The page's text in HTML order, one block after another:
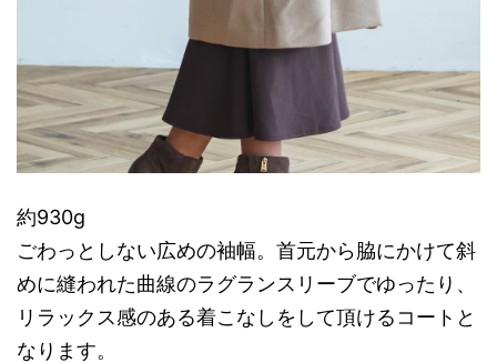
約930g
ごわっとしない広めの袖幅。首元から脇にかけて斜
めに縫われた曲線のラグランスリーブでゆったり、
リラックス感のある着こなしをして頂けるコートと
なります。